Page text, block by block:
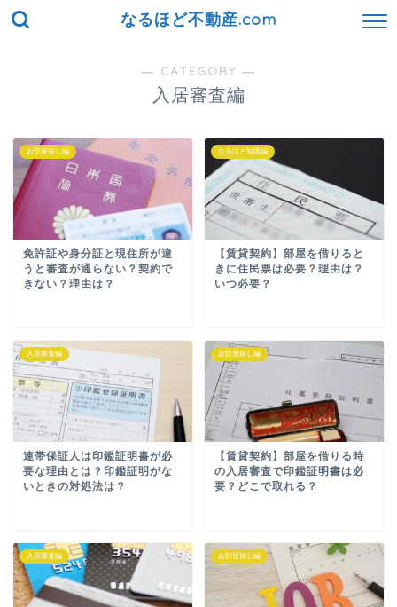
なるほど不動産.com
― CATEGORY ―
入居審査編
お部屋探し編
免許証や身分証と現住所が違
うと審査が通らない？契約で
きない？理由は？
なるほど知識編
【賃貸契約】部屋を借りると
きに住民票は必要？理由は？
いつ必要？
入居審査編
連帯保証人は印鑑証明書が必
要な理由とは？印鑑証明がな
いときの対処法は？
お部屋探し編
【賃貸契約】部屋を借りる時
の入居審査で印鑑証明書は必
要？どこで取れる？
入居審査編 お部屋探し編